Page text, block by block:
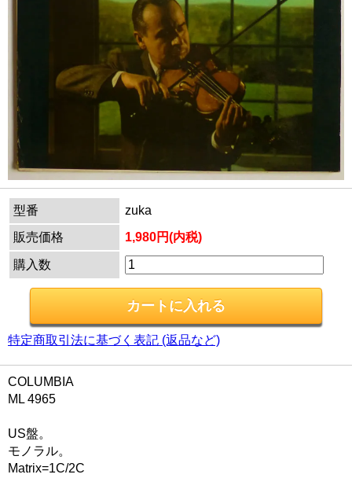
型番
zuka
販売価格
1,980円(内税)
購入数
特定商取引法に基づく表記 (返品など)
COLUMBIA
ML 4965
US盤。
モノラル。
Matrix=1C/2C